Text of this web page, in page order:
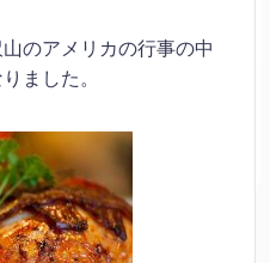
のアメリカの行事の中
ました。